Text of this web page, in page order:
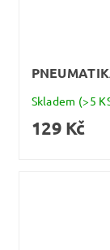
Skladem (>5
129 Kč